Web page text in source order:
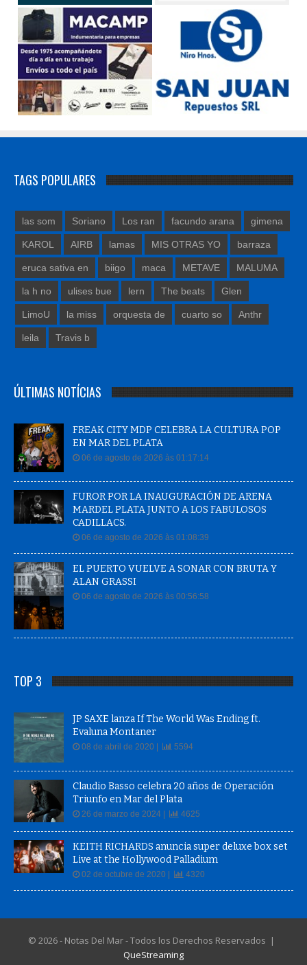
TAGS POPULARES
las som Soriano Los ran facundo arana gimena
KAROL AIRB lamas MIS OTRAS YO barraza
eruca sativa en biigo maca METAVE MALUMA
la h no ulises bue lern The beats Glen
LimoU la miss orquesta de cuarto so Anthr
leila Travis b
ÚLTIMAS NOTÍCIAS
FREAK CITY MDP CELEBRA LA CULTURA POP
EN MAR DEL PLATA
06 de agosto de 2026 às 01:17:14
FUROR POR LA INAUGURACIÓN DE ARENA
MARDEL PLATA JUNTO A LOS FABULOSOS
CADILLACS.
06 de agosto de 2026 às 01:08:39
EL PUERTO VUELVE A SONAR CON BRUTA Y
ALAN GRASSI
06 de agosto de 2026 às 00:56:58
TOP 3
JP SAXE lanza If The World Was Ending ft.
Evaluna Montaner
08 de abril de 2020 | 5594
Claudio Basso celebra 20 años de Operación
Triunfo en Mar del Plata
26 de marzo de 2024 | 4625
KEITH RICHARDS anuncia super deluxe box set
Live at the Hollywood Palladium
02 de octubre de 2020 | 4320
© 2026 - Notas Del Mar - Todos los Derechos Reservados |
QueStreaming